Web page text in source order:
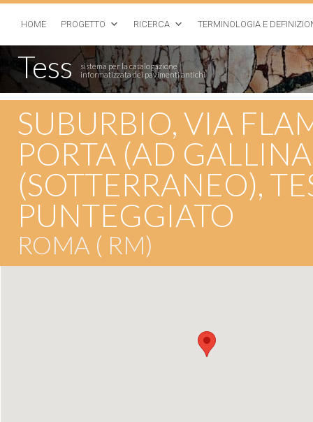
HOME PROGETTO RICERCA TERMINOLOGIA E
Tess
sistema per la catalogazione
informatizzata dei pavimenti antichi
SUBURBIO, VIA
PORTA (AD
(SOTTERRANEO),
PUNTEGGIATO
ROMA ( RM)